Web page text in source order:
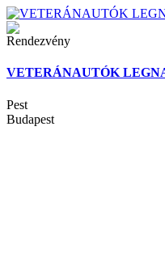
Rendezvény
VETERÁNAUTÓK
Pest
Budapest